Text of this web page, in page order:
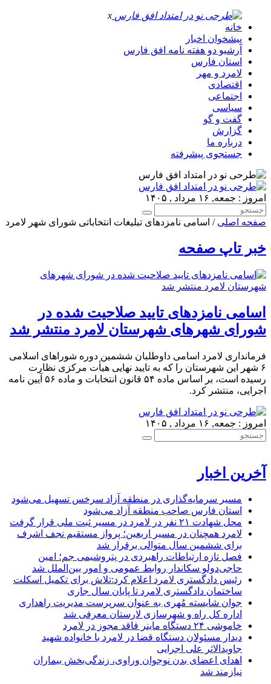
x
خانه
پیشخوان اخبار
آرشیو دو هفته نامه افق فارس
استان فارس
لامرد و مهر
اقتصادی
اجتماعی
سیاسی
گفت و گو
گزارش
درباره ما
جستجوی پیشرفته
امروز : جمعه, ۱۶ مرداد , ۱۴۰۵
صفحه اصلی / اسامی نامزدهای تبلیغات انتخاباتی شورای شهر لامرد
خبر تاپ صفحه
اسامی نامزدهای تایید صلاحیت شده در
شورای شهرهای شهرستان لامرد منتشر شد
فرمانداری لامرد اسامی داوطلبان ششمین دوره شوراهای اسلامی
۶ شهر این شهرستان را که به تایید نهایی هیأت مرکزی نظارت
رسیده است، بر اساس ماده ۵۴ قانون انتخابات و ماده ۵۶ آیین نامه
اجرایی، منتشر کرد.
امروز : جمعه, ۱۶ مرداد , ۱۴۰۵
آخرین اخبار
مسیر سرمایه‌گذاری در منطقه آزاد سرخس تسهیل می‌شود
استان فارس صاحب منطقه آزاد می‌شود
محل شهادت ۲۱ نفر در لامرد در مسیر ثبت ملی قرار گرفت
لامرد همچنان در مسیر اربعین؛ پرواز مستقیم نجف اشرف
برای ششمین سال متوالی برقرار شد
فصل تازه ارتباطات راهبردی در پتروشیمی جم؛ امین
حاجی‌دولو سکاندار روابط عمومی و امور بین‌الملل شد
رئیس دادگستری لامرد اعلام کرد:تلاش برای تکمیل اسکلت
ساختمان دادگستری لامرد تا پایان سال جاری
جوان شایسته مُهری به عنوان سرپرست مدیریت راهداری
اداره کل راه و شهرسازی لارستان معرفی شد
خاموشی ۲۴ دستگاه ماینر فاقد مجوز در لامرد
دیدار مسئولان دستگاه قضا در لامرد با خانواده شهید
جاویدالاثر علی اجرایی
اهدای اعضای بدن نوجوان وراوی، زندگی‌بخش بیماران
نیازمند شد